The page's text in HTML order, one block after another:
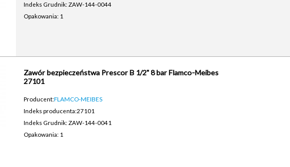
Indeks Grudnik: ZAW-144-0044
Opakowania: 1
Zawór bezpieczeństwa Prescor B 1/2" 8 bar Flamco-Meibes
27101
Producent:FLAMCO-MEIBES
Indeks producenta:27101
Indeks Grudnik: ZAW-144-0041
Opakowania: 1